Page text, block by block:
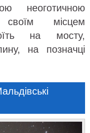
неоготичною
своїм місцем
на мосту,
на позначці